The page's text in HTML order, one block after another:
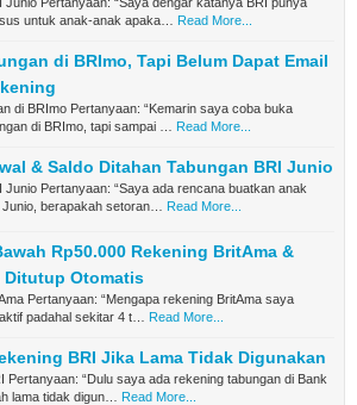
untuk anak-anak apaka…
Read More...
di BRImo, Tapi Belum Dapat Email
di BRImo Pertanyaan: “Kemarin saya coba buka
di BRImo, tapi sampai …
Read More...
& Saldo Ditahan Tabungan BRI Junio
Junio Pertanyaan: “Saya ada rencana buatkan anak
berapakah setoran…
Read More...
Rp50.000 Rekening BritAma &
Ditutup Otomatis
Pertanyaan: “Mengapa rekening BritAma saya
padahal sekitar 4 t…
Read More...
BRI Jika Lama Tidak Digunakan
Pertanyaan: “Dulu saya ada rekening tabungan di Bank
lama tidak digun…
Read More...